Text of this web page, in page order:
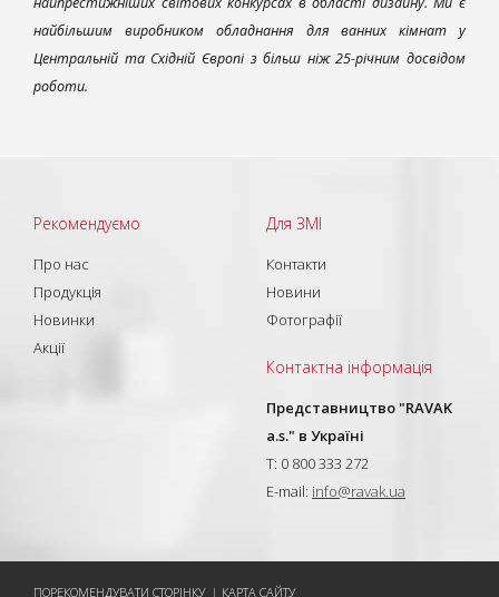
найбільшим виробником обладнання для ванних кімнат у
Центральній та Східній Європі з більш ніж 25-річним досвідом
роботи.
Рекомендуємо
Про нас
Продукція
Новинки
Акції
Для ЗМІ
Контакти
Новини
Фотографії
Контактна інформація
Представництво "RAVAK
a.s." в Україні
T: 0 800 333 272
E-mail: info@ravak.ua
ПОРЕКОМЕНДУВАТИ СТОРІНКУ | КАРТА САЙТУ